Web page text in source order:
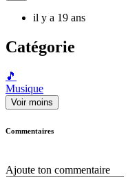
il y a 19 ans
Catégorie
🎵
Musique
Voir moins
Commentaires
Ajoute ton commentaire